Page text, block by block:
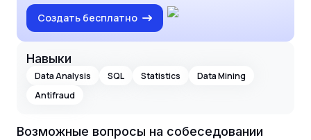
Создать бесплатно
Навыки
Data Analysis SQL Statistics
Data Mining
Antifraud
Возможные вопросы на собеседовании